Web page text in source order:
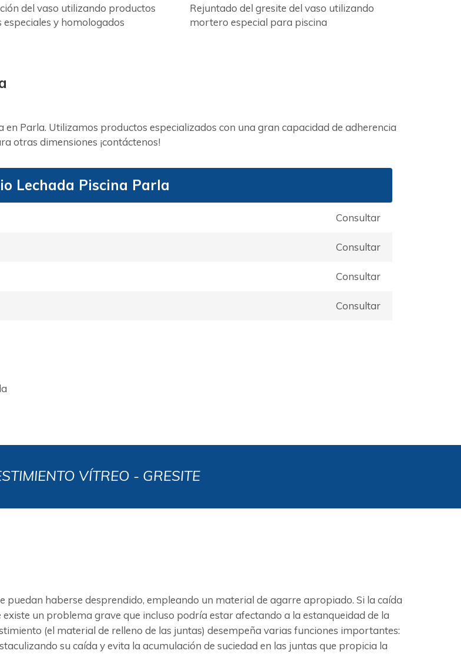
del vaso utilizando productos
especiales y homologados
Rejuntado del gresite del vaso utilizando
mortero especial para piscina
Parla. Utilizamos productos especializados con una gran capacidad de adherencia
otras dimensiones ¡contáctenos!
Lechada Piscina Parla
Consultar
Consultar
Consultar
Consultar
VÍTREO - GRESITE
puedan haberse desprendido, empleando un material de agarre apropiado. Si la caída
un problema grave que incluso podría estar afectando a la estanqueidad de la
(el material de relleno de las juntas) desempeña varias funciones importantes:
su caída y evita la acumulación de suciedad en las juntas que propicia la